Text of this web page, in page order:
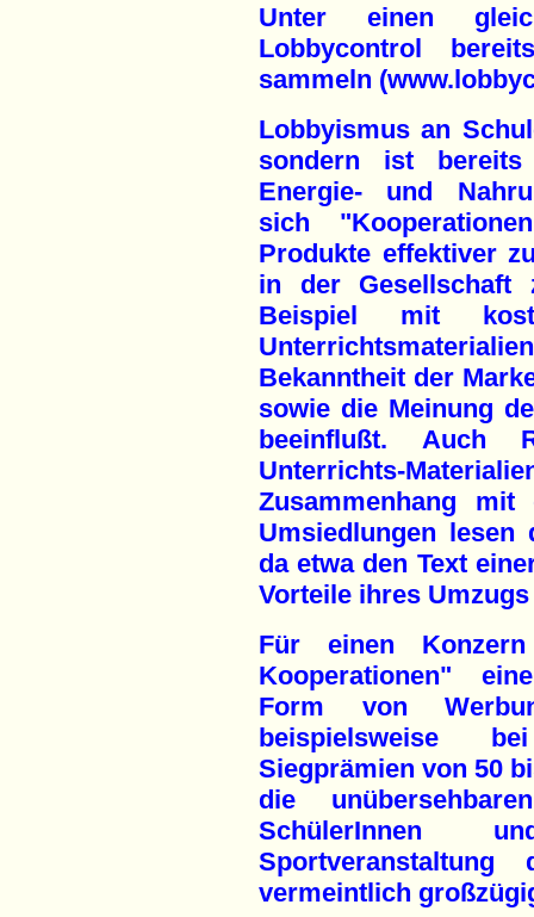
Unter einen
Lobbycontrol
sammeln
Lobbyismus an
sondern ist
Energie- und
sich
Produkte effektiver
in der Gesellschaft
Beispiel mit
Bekanntheit der
sowie die Meinung
beeinflußt. Auch
Unterrichts-
Zusammenhang mit
Umsiedlungen lesen
da etwa den Text
Vorteile ihres
Für einen
Kooperationen"
Form von
beispielsweise
Siegprämien von 50
die
SchülerInnen
vermeintlich